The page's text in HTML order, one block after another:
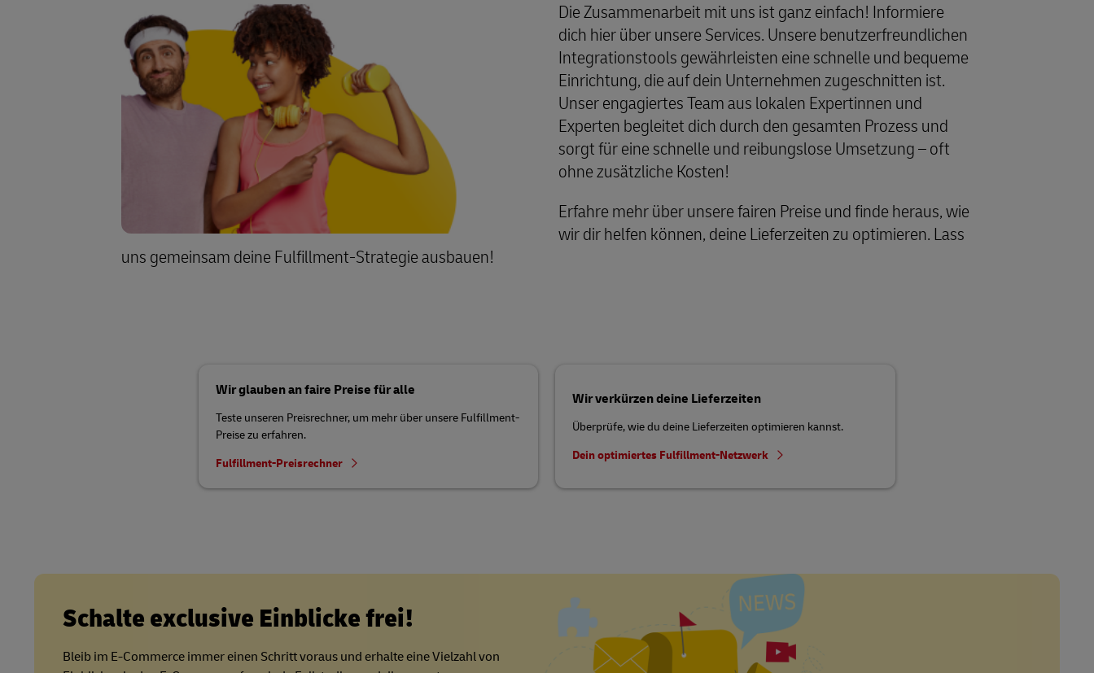
Die Zusammenarbeit mit uns ist ganz einfach! Informiere
dich hier über unsere Services. Unsere benutzerfreundlichen
Integrationstools gewährleisten eine schnelle und bequeme
Einrichtung, die auf dein Unternehmen zugeschnitten ist.
Unser engagiertes Team aus lokalen Expertinnen und
Experten begleitet dich durch den gesamten Prozess und
sorgt für eine schnelle und reibungslose Umsetzung – oft
ohne zusätzliche Kosten!
Erfahre mehr über unsere fairen Preise und finde heraus, wie
wir dir helfen können, deine Lieferzeiten zu optimieren. Lass
uns gemeinsam deine Fulfillment-Strategie ausbauen!
Wir glauben an faire Preise für alle
Teste unseren Preisrechner, um mehr über unsere Fulfillment-
Preise zu erfahren.
Fulfillment-Preisrechner
Wir verkürzen deine Lieferzeiten
Überprüfe, wie du deine Lieferzeiten optimieren kannst.
Dein optimiertes Fulfillment-Netzwerk
Schalte exclusive Einblicke frei!
Bleib im E-Commerce immer einen Schritt voraus und erhalte eine Vielzahl von